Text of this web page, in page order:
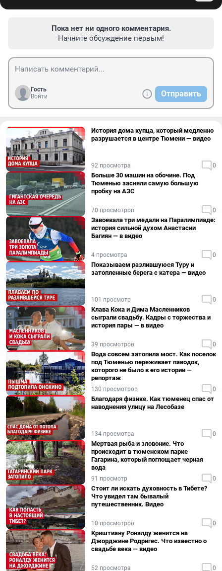
Пока нет ни одного комментария.
Начните обсуждение первым!
Гость
Войти
Отправить
История дома купца, который медленно
разрушается в центре Тюмени — видео
92 просмотра 0
Больше 30 машин на обочине. Под
Тюменью засняли самую большую
пробку на АЗС
70 просмотров 0
Завоевала три медали на Паралимпиаде:
история сильной духом Анастасии
Багиян — в видео
4 просмотра 0
Показываем разлившуюся Туру и
затопленные берега с катера — видео
101 просмотр 0
Клава Кока и Дима Масленников
сыграли свадьбу. Кадры с торжества и
история пары — в видео
39 просмотров 0
Вода совсем затопила мост. Как поселок
под Тюменью переживает паводок,
которого не было в его истории —
репортаж
130 просмотров 0
Благодаря физике. Как тюменец спас от
наводнения улицу на Лесобазе
134 просмотра 0
Мертвая рыба и зловоние. Что
происходит в тюменском парке
Гагарина, который поглощает черная
вода
91 просмотр 0
Стоит ли искать духовность в Тибете?
Что увидел там бывалый
путешественник. Видео
10 просмотров 0
Криштиану Роналду женится на
Джорджине Родригес. Что известно о
свадьбе века — видео
52 просмотра 0